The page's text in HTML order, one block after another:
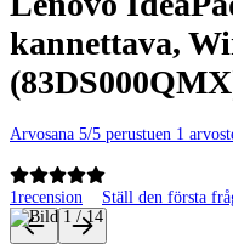
kannettava,
Arvosana 5/5 perustuen 1
1recension Ställ den första